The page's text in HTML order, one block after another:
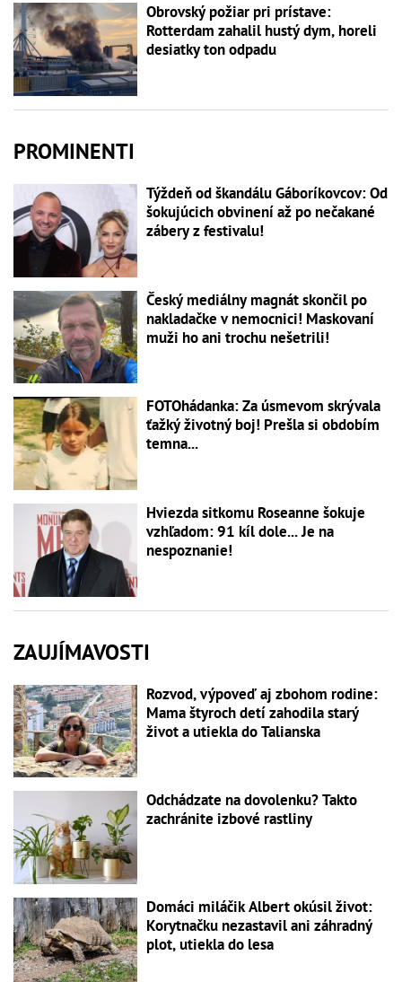
Obrovský požiar pri prístave:
Rotterdam zahalil hustý dym, horeli
desiatky ton odpadu
PROMINENTI
Týždeň od škandálu Gáboríkovcov: Od
šokujúcich obvinení až po nečakané
zábery z festivalu!
Český mediálny magnát skončil po
nakladačke v nemocnici! Maskovaní
muži ho ani trochu nešetrili!
FOTOhádanka: Za úsmevom skrývala
ťažký životný boj! Prešla si obdobím
temna...
Hviezda sitkomu Roseanne šokuje
vzhľadom: 91 kíl dole... Je na
nespoznanie!
ZAUJÍMAVOSTI
Rozvod, výpoveď aj zbohom rodine:
Mama štyroch detí zahodila starý
život a utiekla do Talianska
Odchádzate na dovolenku? Takto
zachránite izbové rastliny
Domáci miláčik Albert okúsil život:
Korytnačku nezastavil ani záhradný
plot, utiekla do lesa